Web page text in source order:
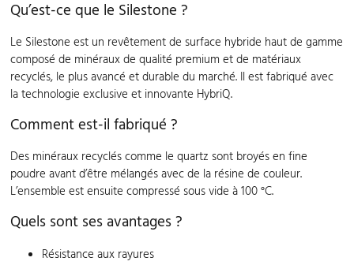
Qu’est-ce que le Silestone ?
Le Silestone est un revêtement de surface hybride haut de gamme
composé de minéraux de qualité premium et de matériaux
recyclés, le plus avancé et durable du marché. Il est fabriqué avec
la technologie exclusive et innovante HybriQ.
Comment est-il fabriqué ?
Des minéraux recyclés comme le quartz sont broyés en fine
poudre avant d’être mélangés avec de la résine de couleur.
L’ensemble est ensuite compressé sous vide à 100 °C.
Quels sont ses avantages ?
Résistance aux rayures